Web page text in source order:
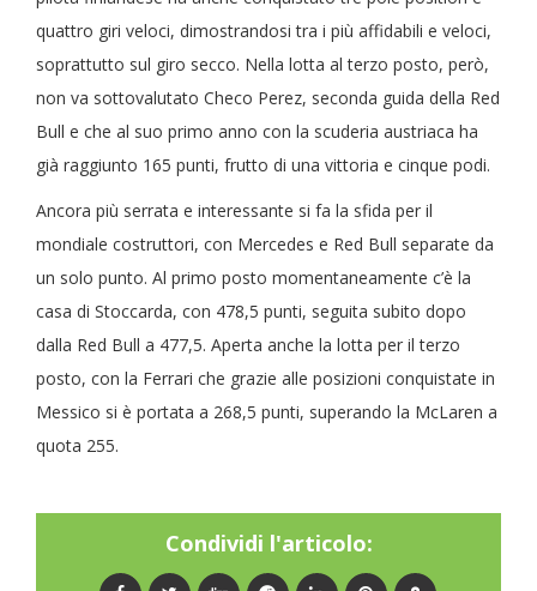
quattro giri veloci, dimostrandosi tra i più affidabili e veloci,
soprattutto sul giro secco. Nella lotta al terzo posto, però,
non va sottovalutato Checo Perez, seconda guida della Red
Bull e che al suo primo anno con la scuderia austriaca ha
già raggiunto 165 punti, frutto di una vittoria e cinque podi.
Ancora più serrata e interessante si fa la sfida per il
mondiale costruttori, con Mercedes e Red Bull separate da
un solo punto. Al primo posto momentaneamente c’è la
casa di Stoccarda, con 478,5 punti, seguita subito dopo
dalla Red Bull a 477,5. Aperta anche la lotta per il terzo
posto, con la Ferrari che grazie alle posizioni conquistate in
Messico si è portata a 268,5 punti, superando la McLaren a
quota 255.
Condividi l'articolo: